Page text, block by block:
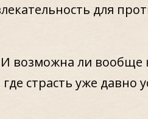
для
И возможна ли
страсть уже давно